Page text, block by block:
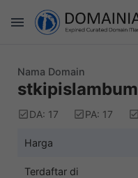
Nama Domain
DA: 17 PA: 17
Harga
Terdaftar di